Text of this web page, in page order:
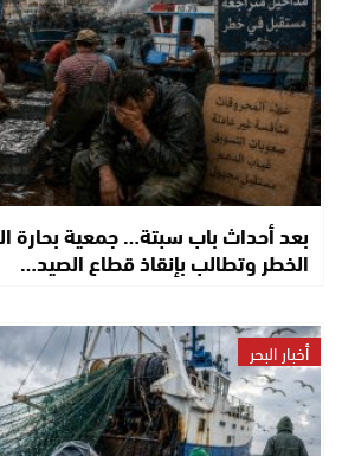
بعد أحداث باب سبتة… جمعية
الخطر وتطالب بإنقاذ قطاع الصيد…
أخبار البحر